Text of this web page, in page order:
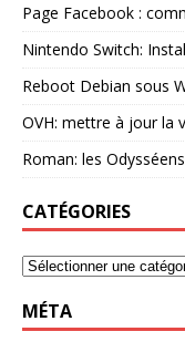
Page Facebook :
Nintendo Switch:
Reboot Debian sous
OVH: mettre à jour la
Roman: les
CATÉGORIES
MÉTA